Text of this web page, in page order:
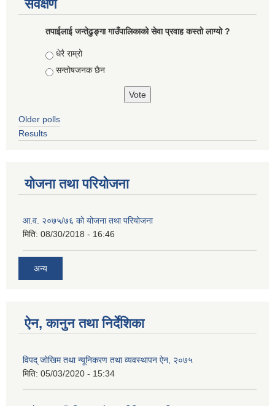
सर्वेक्षण
तपाईलाई जन्तेढुङ्गा गाउँपालिकाको सेवा प्रवाह कस्तो लाग्यो ?
Choices
धेरै राम्रो
सन्तोषजनक छैन
Older polls
Results
योजना तथा परियोजना
आ.व. २०७५/७६ को योजना तथा परियोजना
मिति: 08/30/2018 - 16:46
अन्य
ऐन, कानुन तथा निर्देशिका
विपद् जोखिम तथा न्यूनिकरण तथा व्यवस्थापन ऐन, २०७५
मिति: 05/03/2020 - 15:34